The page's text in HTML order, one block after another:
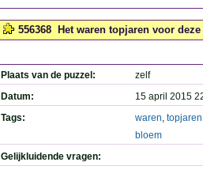
556368 Het waren topjaren voor
Plaats van de puzzel:
zelf
Datum:
15 april 2015
Tags:
waren, topjaren
bloem
Gelijkluidende vragen: